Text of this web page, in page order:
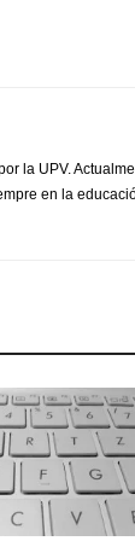
la UPV.
en la